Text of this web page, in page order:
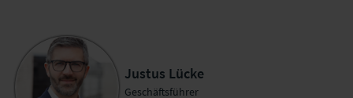
Justus Lücke
Geschäftsführer